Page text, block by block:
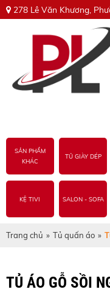
278 Lê Văn Khương,
SẢN PHẨM
KHÁC
TỦ GIÀY DÉP
KỆ TIVI SALON - SOFA
Trang chủ » Tủ quấn áo »
TỦ ÁO GỖ SỒI